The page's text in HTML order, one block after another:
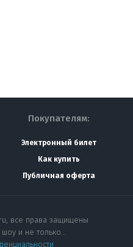
Покупателям:
Электронный билет
Как купить
Публичная оферта
все права защищены
и не только…